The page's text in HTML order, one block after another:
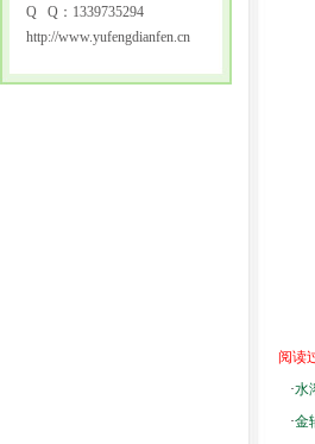
Q Q：1339735294
http://www.yufengdianfen.cn
阅读
·水
·金